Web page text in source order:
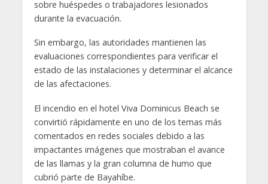
sobre huéspedes o trabajadores lesionados
durante la evacuación.
Sin embargo, las autoridades mantienen las
evaluaciones correspondientes para verificar el
estado de las instalaciones y determinar el alcance
de las afectaciones.
El incendio en el hotel Viva Dominicus Beach se
convirtió rápidamente en uno de los temas más
comentados en redes sociales debido a las
impactantes imágenes que mostraban el avance
de las llamas y la gran columna de humo que
cubrió parte de Bayahíbe.